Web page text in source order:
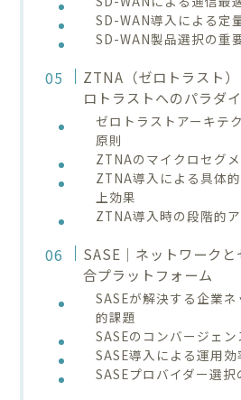
SD-WAN導入による定
SD-WAN製品選択の重
ZTNA（ゼロトラスト
ロトラストへのパラダ
ゼロトラストアーキテ
原則
ZTNAのマイクロセグ
ZTNA導入による具体
上効果
ZTNA導入時の段階的
SASE｜ネットワーク
合プラットフォーム
SASEが解決する企業
的課題
SASEのコンバージェ
SASE導入による運用
SASEプロバイダー選